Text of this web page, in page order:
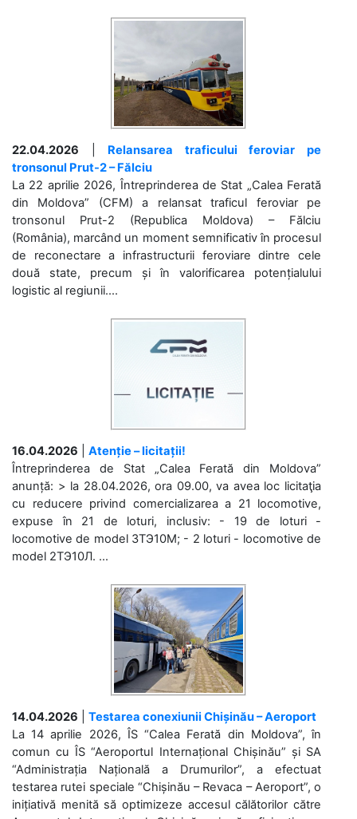
22.04.2026
Relansarea traficului feroviar pe
tronsonul Prut-2 – Fălciu
La 22 aprilie 2026, Întreprinderea de Stat „Calea Ferată
din Moldova” (CFM) a relansat traficul feroviar pe
tronsonul Prut-2 (Republica Moldova) – Fălciu
(România), marcând un moment semnificativ în procesul
de reconectare a infrastructurii feroviare dintre cele
două state, precum și în valorificarea potențialului
logistic al regiunii....
16.04.2026
Atenție – licitații!
Întreprinderea de Stat „Calea Ferată din Moldova”
anunță: > la 28.04.2026, ora 09.00, va avea loc licitaţia
cu reducere privind comercializarea a 21 locomotive,
expuse în 21 de loturi, inclusiv: - 19 de loturi -
locomotive de model 3ТЭ10М; - 2 loturi - locomotive de
model 2ТЭ10Л. ...
14.04.2026
Testarea conexiunii Chișinău – Aeroport
La 14 aprilie 2026, ÎS “Calea Ferată din Moldova”, în
comun cu ÎS “Aeroportul Internațional Chișinău” și SA
“Administrația Națională a Drumurilor”, a efectuat
testarea rutei speciale “Chișinău – Revaca – Aeroport”, o
inițiativă menită să optimizeze accesul călătorilor către